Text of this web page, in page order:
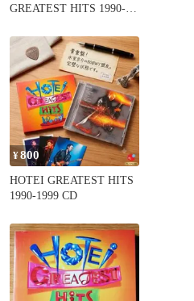
GREATEST HITS 1990-
¥800
HOTEI GREATEST HITS
1990-1999 CD